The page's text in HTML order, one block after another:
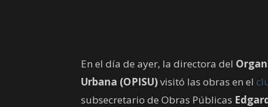
En el día de ayer, la directora del
Urbana (OPISU)visitó las obras en el
subsecretario de Obras Públicas